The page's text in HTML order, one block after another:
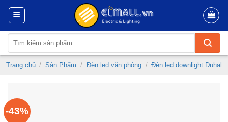
Skip
content
kiếm:
Trang chủ / Sản Phẩm / Đèn led văn phòng / Đèn led downlight Duhal
-43%